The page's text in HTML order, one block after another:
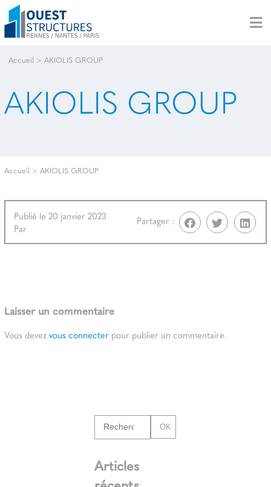
Accueil > AKIOLIS GROUP
AKIOLIS GROUP
Accueil > AKIOLIS GROUP
Publié le 20 janvier 2023
Par
Partager :
Laisser un commentaire
Vous devezvous connecter pour publier un commentaire.
OK
Articles